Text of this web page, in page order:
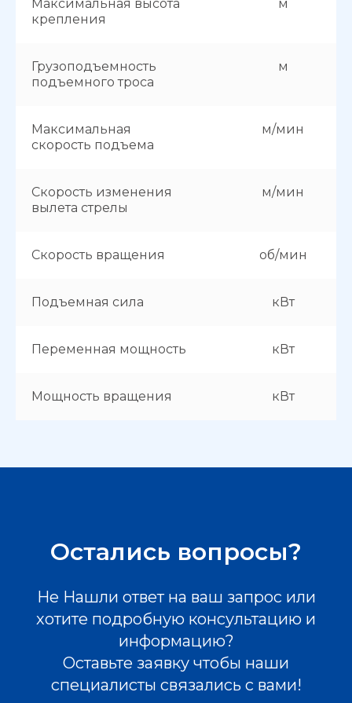
Максимальная высота
крепления
м
Грузоподъемность
подъемного троса
м
Максимальная
скорость подъема
м/мин
Скорость изменения
вылета стрелы
м/мин
Скорость вращения об/мин
Подъемная сила кВт
Переменная мощность кВт
Мощность вращения кВт
Остались вопросы?
Не Нашли ответ на ваш запрос или
хотите подробную консультацию и
информацию?
Оставьте заявку чтобы наши
специалисты связались с вами!